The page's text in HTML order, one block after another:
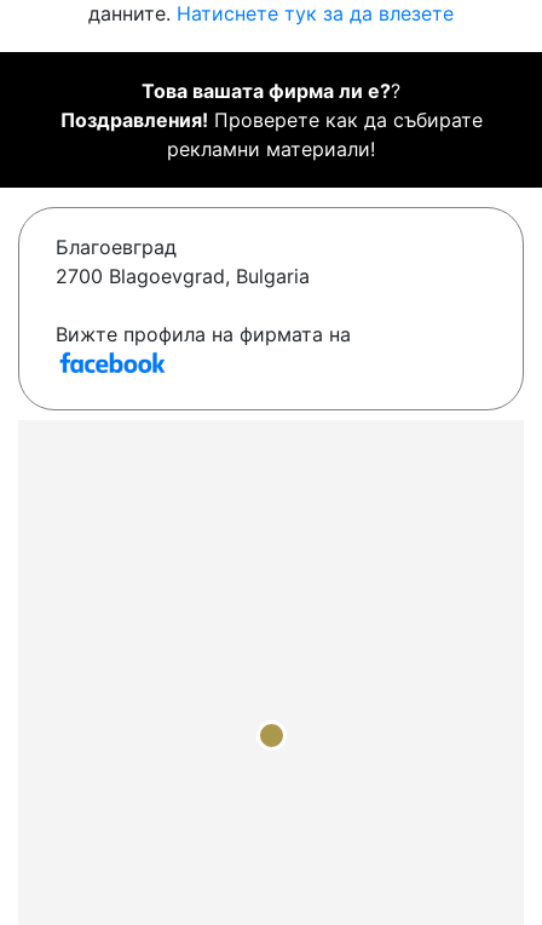
данните. Натиснете тук за да влезете
Това вашата фирма ли е??
Поздравления! Проверете как да събирате
рекламни материали!
Благоевград
2700 Blagoevgrad, Bulgaria
Вижте профила на фирмата на